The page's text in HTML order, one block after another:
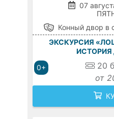
07
0+
Конный двор в
ЭКСКУРСИЯ
20
от